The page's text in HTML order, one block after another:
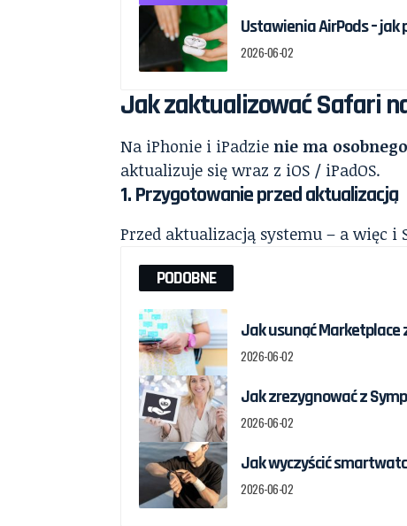
Ustawienia AirPods –
2026-06-02
Jak zaktualizować Safari
Na iPhonie i iPadzienie ma
aktualizuje się wraz z iOS / iPadOS.
1. Przygotowanie przed aktualizacją
Przed aktualizacją systemu – a więc i
PODOBNE
Jak usunąć Marketplace
2026-06-02
Jak zrezygnować z
2026-06-02
Jak wyczyścić
2026-06-02